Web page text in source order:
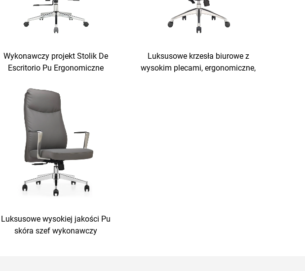
Wykonawczy projekt Stolik De
Escritorio Pu Ergonomiczne
Szef Kierownik Biuro Stół I
Krzesło Set
Luksusowe krzesła biurowe z
wysokim plecami, ergonomiczne,
Luksusowe wysokiej jakości Pu
skóra szef wykonawczy